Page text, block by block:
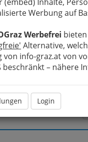
Werbung auf
Werbefrei
Alternative,
von info-graz.at von
beschränkt – nähere
Login